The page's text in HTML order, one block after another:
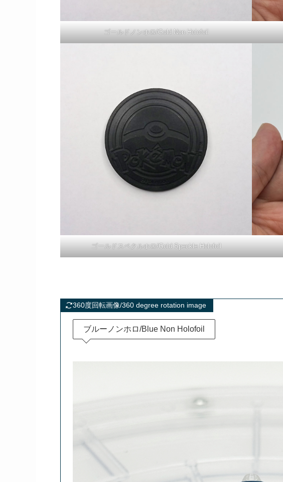
ゴールドノンホロ/Gold Non Holofoil
ゴールドスペクルホロ/Gold Speckle Holofoil
360度回転画像/360 degree rotation image
ブルーノンホロ/Blue Non Holofoil